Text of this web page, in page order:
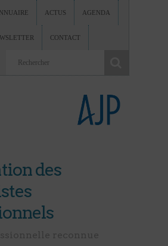
ACTUS AGENDA
CONTACT
des